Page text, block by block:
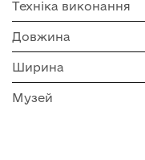
Техніка виконання
Довжина
Ширина
Музей